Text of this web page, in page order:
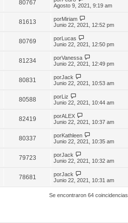
80767
Agosto 9, 2021, 9:19 am
81613 porMiriam
Junio 22, 2021, 12:52 pm
80769 porLucas
Junio 22, 2021, 12:50 pm
81234 porVanessa
Junio 22, 2021, 12:49 pm
80831 porJack
Junio 22, 2021, 10:53 am
80588 porLiz
Junio 22, 2021, 10:44 am
82419 porALEX
Junio 22, 2021, 10:37 am
80337 porKathleen
Junio 22, 2021, 10:35 am
79723 porJack
Junio 22, 2021, 10:32 am
78681 porJack
Junio 22, 2021, 10:31 am
Se encontraron 64 coincidencias